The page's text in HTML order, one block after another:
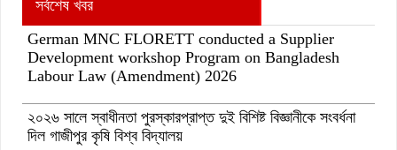
সর্বশেষ খবর
German MNC FLORETT conducted a Supplier
Development workshop Program on Bangladesh
Labour Law (Amendment) 2026
২০২৬ সালে স্বাধীনতা পুরস্কারপ্রাপ্ত দুই বিশিষ্ট বিজ্ঞানীকে সংবর্ধনা
দিল গাজীপুর কৃষি বিশ্ব বিদ্যালয়